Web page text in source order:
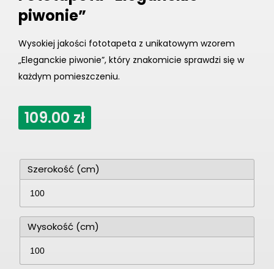
piwonie”
Wysokiej jakości fototapeta z unikatowym wzorem
„Eleganckie piwonie”, który znakomicie sprawdzi się w
każdym pomieszczeniu.
109.00 zł
Szerokość (cm)
Wysokość (cm)